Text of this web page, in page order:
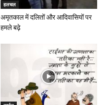
हलचल
अमृतकाल में दलितों और आदिवासियों पर
हमले बढ़े